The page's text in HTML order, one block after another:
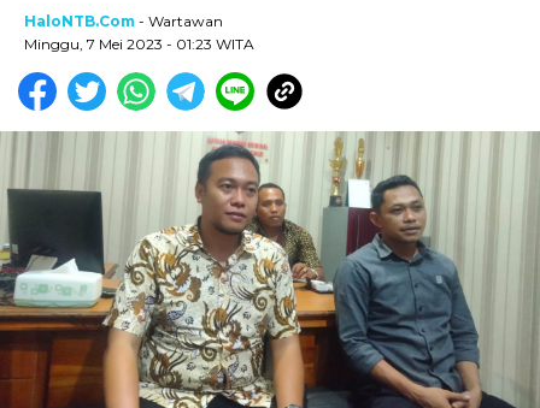
HaloNTB.com - Wartawan
Minggu, 7 Mei 2023 - 01:23 WITA